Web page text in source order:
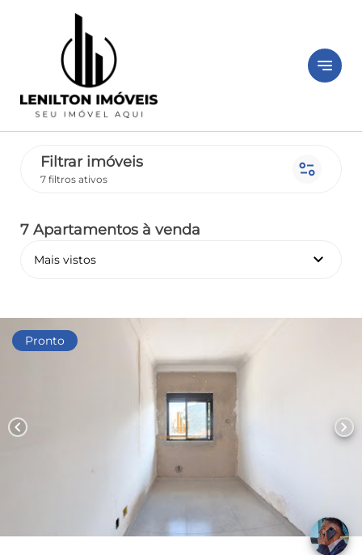
notes
Filtrar imóveis
7 filtros ativos page_info
7 Apartamentos à venda
Mais vistos keyboard_arrow_down
Pronto
chevron_left chevron_right